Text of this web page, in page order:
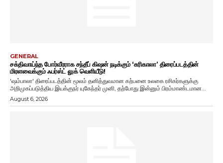
GENERAL
சக்திவாய்ந்த போர்வீரராக சந்தீப் கிஷன் நடிக்கும் ‘கரிகாலா’ திரைப்படத்தின்
மிரளவைக்கும் ஃபர்ஸ்ட் லுக் வெளியீடு!
'ஷம்பாலா' திரைப்படத்தின் மூலம் தனித்துவமான கற்பனை உலகை ரசிகர்களுக்கு
அறிமுகப்படுத்திய இயக்குநர் யுகேந்தர் முனி, தற்போது இன்னும் பிரம்மாண்டமான...
August 6, 2026